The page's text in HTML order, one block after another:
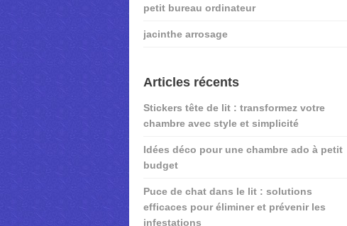
petit bureau ordinateur
jacinthe arrosage
Articles récents
Stickers tête de lit : transformez votre
chambre avec style et simplicité
Idées déco pour une chambre ado à petit
budget
Puce de chat dans le lit : solutions
efficaces pour éliminer et prévenir les
infestations